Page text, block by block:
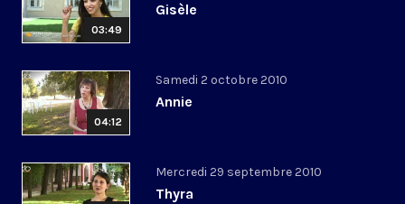
03:49
Gisèle
04:12
Samedi 2 octobre 2010
Annie
Mercredi 29 septembre 2010
Thyra